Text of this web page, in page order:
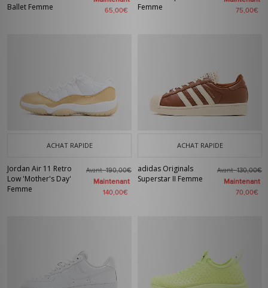
Ballet Femme
65,00€
Femme
75,00€
ACHAT RAPIDE
Jordan Air 11 Retro
Low 'Mother's Day'
Femme
Avant190,00€
Maintenant
140,00€
ACHAT RAPIDE
adidas Originals
Superstar II Femme
Avant130,00€
Maintenant
70,00€